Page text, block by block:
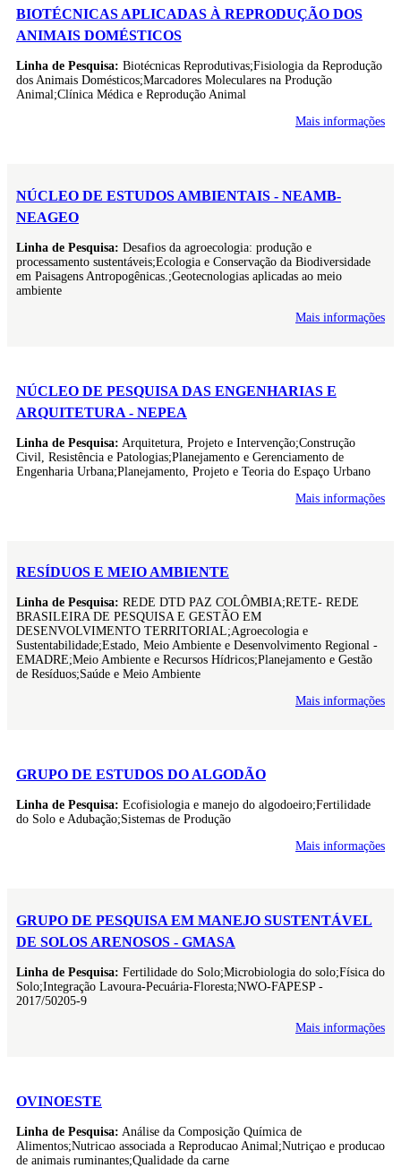
BIOTÉCNICAS APLICADAS À REPRODUÇÃO DOS
ANIMAIS DOMÉSTICOS
Linha de Pesquisa: Biotécnicas Reprodutivas;Fisiologia da Reprodução
dos Animais Domésticos;Marcadores Moleculares na Produção
Animal;Clínica Médica e Reprodução Animal
Mais informações
NÚCLEO DE ESTUDOS AMBIENTAIS - NEAMB-
NEAGEO
Linha de Pesquisa: Desafios da agroecologia: produção e
processamento sustentáveis;Ecologia e Conservação da Biodiversidade
em Paisagens Antropogênicas.;Geotecnologias aplicadas ao meio
ambiente
Mais informações
NÚCLEO DE PESQUISA DAS ENGENHARIAS E
ARQUITETURA - NEPEA
Linha de Pesquisa: Arquitetura, Projeto e Intervenção;Construção
Civil, Resistência e Patologias;Planejamento e Gerenciamento de
Engenharia Urbana;Planejamento, Projeto e Teoria do Espaço Urbano
Mais informações
RESÍDUOS E MEIO AMBIENTE
Linha de Pesquisa: REDE DTD PAZ COLÔMBIA;RETE- REDE
BRASILEIRA DE PESQUISA E GESTÃO EM
DESENVOLVIMENTO TERRITORIAL;Agroecologia e
Sustentabilidade;Estado, Meio Ambiente e Desenvolvimento Regional -
EMADRE;Meio Ambiente e Recursos Hídricos;Planejamento e Gestão
de Resíduos;Saúde e Meio Ambiente
Mais informações
GRUPO DE ESTUDOS DO ALGODÃO
Linha de Pesquisa: Ecofisiologia e manejo do algodoeiro;Fertilidade
do Solo e Adubação;Sistemas de Produção
Mais informações
GRUPO DE PESQUISA EM MANEJO SUSTENTÁVEL
DE SOLOS ARENOSOS - GMASA
Linha de Pesquisa: Fertilidade do Solo;Microbiologia do solo;Física do
Solo;Integração Lavoura-Pecuária-Floresta;NWO-FAPESP -
2017/50205-9
Mais informações
OVINOESTE
Linha de Pesquisa: Análise da Composição Química de
Alimentos;Nutricao associada a Reproducao Animal;Nutriçao e producao
de animais ruminantes;Qualidade da carne